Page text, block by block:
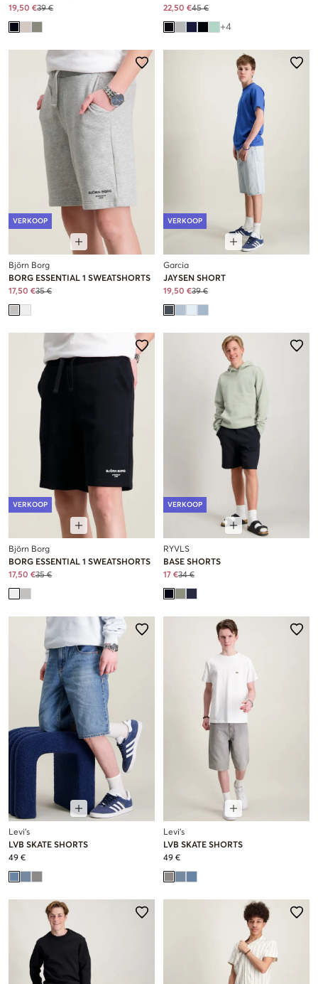
19,50 €39 €
22,50 €45 €
+4
VERKOOP
Björn Borg
BORG ESSENTIAL 1 SWEATSHORTS
17,50 €35 €
VERKOOP
Garcia
JAYSEN SHORT
19,50 €39 €
VERKOOP
Björn Borg
BORG ESSENTIAL 1 SWEATSHORTS
17,50 €35 €
VERKOOP
RYVLS
BASE SHORTS
17 €34 €
Levi's
LVB SKATE SHORTS
49 €
Levi's
LVB SKATE SHORTS
49 €